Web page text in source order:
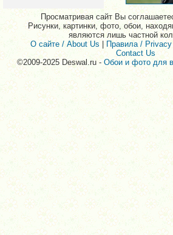
Просматривая сайт Вы
Рисунки, картинки, фото, обои,
являются лишь частной
О сайте / About Us | Правила /
Contact Us
©2009-2025 Deswal.ru -Обои и фото для